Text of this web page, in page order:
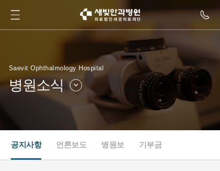
Saevit Ophthalmology Hospital
병원소식
병원소식
새빛TV
인재채용
협력병원
공지사항 언론보도 병원보 기부금